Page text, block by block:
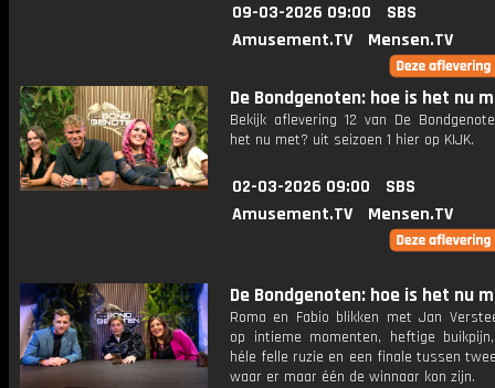
09-03-2026 09:00
SBS
Amusement.TV
Mensen.TV
De Bondgenoten: hoe is het nu
Bekijk aflevering 12 van De
het nu met? uit seizoen 1 hier op KIJK.
02-03-2026 09:00
SBS
Amusement.TV
Mensen.TV
De Bondgenoten: hoe is het nu
Roma en Fabio blikken met Jan
op intieme momenten, heftige
héle felle ruzie en een finale tussen
waar er maar één de winnaar kon zijn.